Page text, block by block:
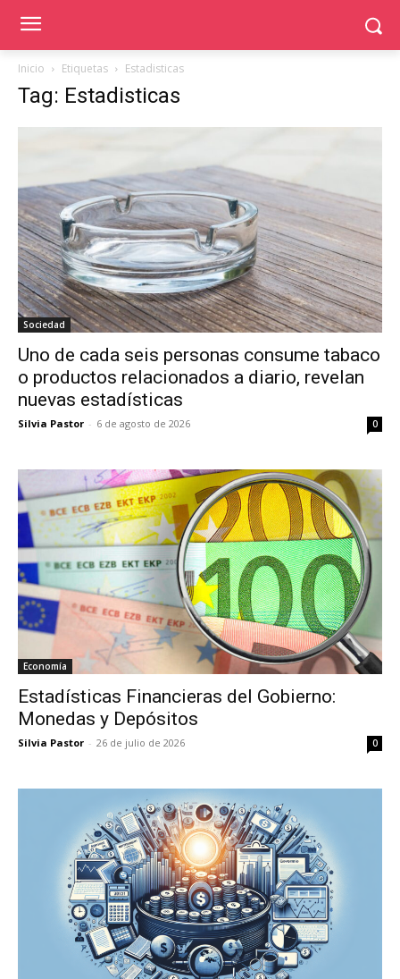
Inicio Etiquetas Estadisticas
Tag: Estadisticas
Sociedad
Uno de cada seis personas consume tabaco
o productos relacionados a diario, revelan
nuevas estadísticas
Silvia Pastor - 6 de agosto de 2026 0
Economía
Estadísticas Financieras del Gobierno:
Monedas y Depósitos
Silvia Pastor - 26 de julio de 2026 0